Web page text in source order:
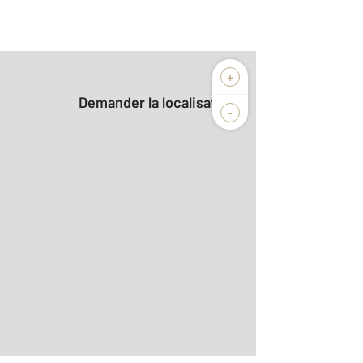
+
-
Demander la localisation